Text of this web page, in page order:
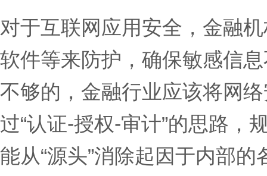
对于互联网应用安全，金融
软件等来防护，确保敏感信
不够的，金融行业应该将网
过“认证-授权-审计”的思路，
能从“源头”消除起因于内部